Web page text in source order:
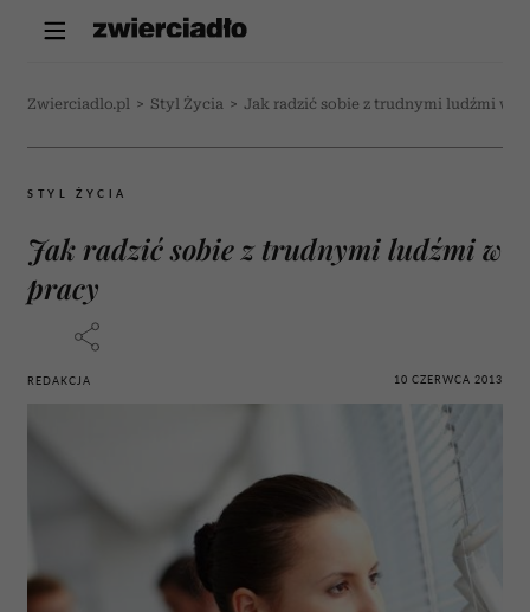
Zwierciadlo.pl > Styl Życia > Jak radzić sobie z trudnymi ludźmi w
STYL ŻYCIA
Jak radzić sobie z trudnymi ludźmi w
pracy
REDAKCJA 10 CZERWCA 2013